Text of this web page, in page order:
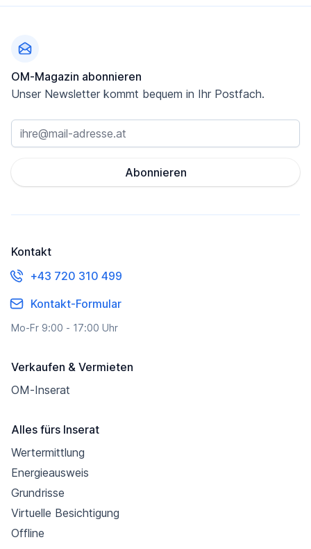
OM-Magazin abonnieren
Unser Newsletter kommt bequem in Ihr Postfach.
Abonnieren
Kontakt
+43 720 310 499
Kontakt-Formular
Mo-Fr 9:00 - 17:00 Uhr
Verkaufen & Vermieten
OM-Inserat
Alles fürs Inserat
Wertermittlung
Energieausweis
Grundrisse
Virtuelle Besichtigung
Offline